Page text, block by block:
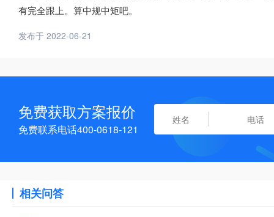
有完全跟上。算中规中矩吧。
发布于 2022-06-21
免费获取方案报价
免费联系电话400-0618-121
相关问答